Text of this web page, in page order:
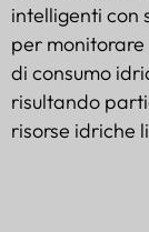
intelligenti con
per
di consumo
risultando
risorse idriche